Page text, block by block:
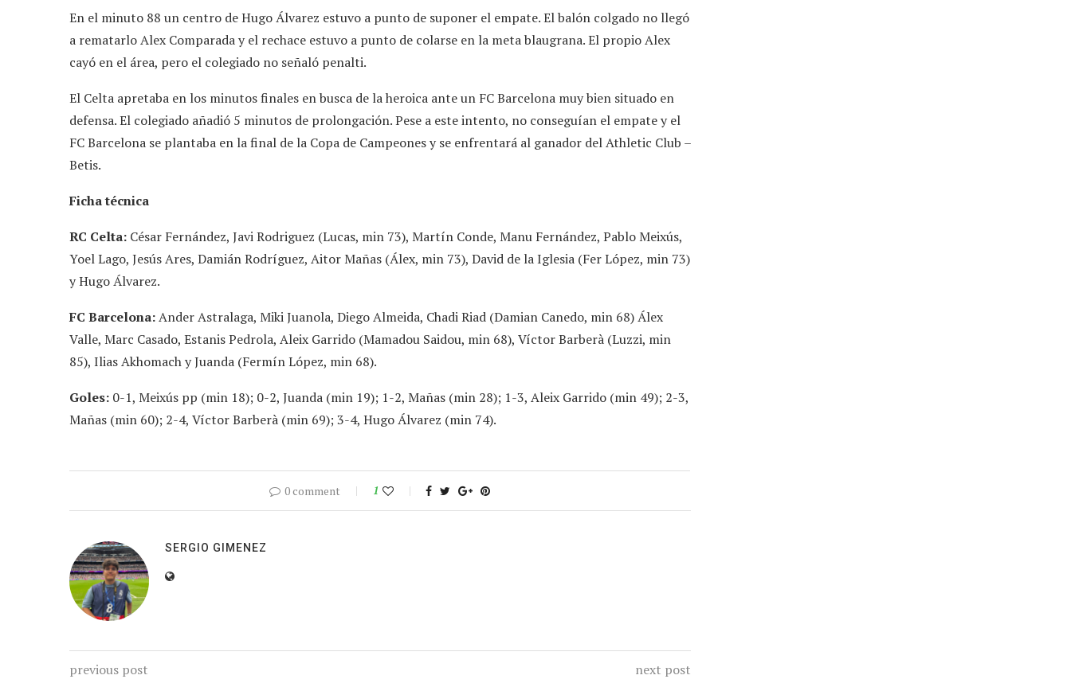
En el minuto 88 un centro de Hugo Álvarez estuvo a punto de suponer el empate. El balón colgado no llegó
a rematarlo Alex Comparada y el rechace estuvo a punto de colarse en la meta blaugrana. El propio Alex
cayó en el área, pero el colegiado no señaló penalti.
El Celta apretaba en los minutos finales en busca de la heroica ante un FC Barcelona muy bien situado en
defensa. El colegiado añadió 5 minutos de prolongación. Pese a este intento, no conseguían el empate y el
FC Barcelona se plantaba en la final de la Copa de Campeones y se enfrentará al ganador del Athletic Club –
Betis.
Ficha técnica
RC Celta: César Fernández, Javi Rodriguez (Lucas, min 73), Martín Conde, Manu Fernández, Pablo Meixús,
Yoel Lago, Jesús Ares, Damián Rodríguez, Aitor Mañas (Álex, min 73), David de la Iglesia (Fer López, min 73)
y Hugo Álvarez.
FC Barcelona:Ander Astralaga, Miki Juanola, Diego Almeida, Chadi Riad (Damian Canedo, min 68) Álex
Valle, Marc Casado, Estanis Pedrola, Aleix Garrido (Mamadou Saidou, min 68), Víctor Barberà (Luzzi, min
85), Ilias Akhomach y Juanda (Fermín López, min 68).
Goles: 0-1, Meixús pp (min 18); 0-2, Juanda (min 19); 1-2, Mañas (min 28); 1-3, Aleix Garrido (min 49); 2-3,
Mañas (min 60); 2-4, Víctor Barberà (min 69); 3-4, Hugo Álvarez (min 74).
0 comment 1
SERGIO GIMENEZ
previous post next post